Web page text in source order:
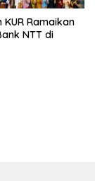
KUR Ramaikan
NTT di